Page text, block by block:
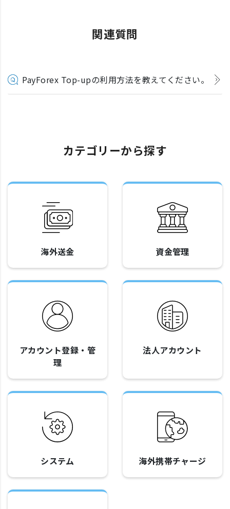
関連質問
PayForex Top-upの利用方法を教えてください。
カテゴリーから探す
海外送金 資金管理
アカウント登録・管
理
法人アカウント
システム 海外携帯チャージ